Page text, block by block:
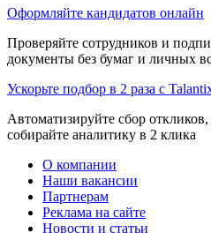
Оформляйте кандидатов онлайн
Проверяйте сотрудников и
документы без бумаг и личных
Ускорьте подбор в 2 раза с
Автоматизируйте сбор
собирайте аналитику в 2 клика
О компании
Наши вакансии
Партнерам
Реклама на сайте
Новости и статьи